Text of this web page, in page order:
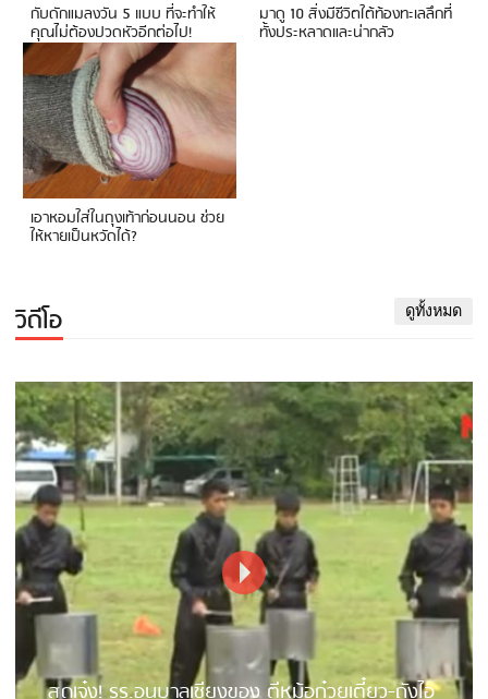
กับดักแมลงวัน 5 แบบ ที่จะทำให้
คุณไม่ต้องปวดหัวอีกต่อไป!
มาดู 10 สิ่งมีชีวิตใต้ท้องทะเลลึกที่
ทั้งประหลาดและน่ากลัว
เอาหอมใส่ในถุงเท้าก่อนนอน ช่วย
ให้หายเป็นหวัดได้?
วิดีโอ ดูทั้งหมด
สุดเจ๋ง! รร.อนุบาลเชียงของ ตีหม้อก๋วยเตี๋ยว-ถังไอ